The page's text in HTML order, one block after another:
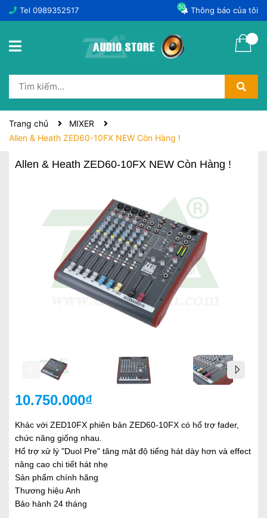
Tel 0989352517 Thông báo của tôi
50
Trang chủ
MIXER
Allen & Heath ZED60-10FX NEW Còn Hàng !
Allen & Heath ZED60-10FX NEW Còn Hàng !
10.750.000₫
Khác với ZED10FX phiên bản ZED60-10FX có hổ trợ fader,
chức năng giống nhau.
Hổ trợ xử lý "Duol Pre" tăng mật độ tiếng hát dày hơn và effect
nâng cao chi tiết hát nhẹ
Sản phẩm chính hãng
Thương hiệu Anh
Bảo hành 24 tháng